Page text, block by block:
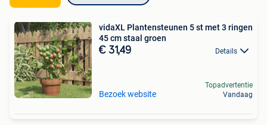
vidaXL Plantensteunen 5 st met 3 ringen
45 cm staal groen
€ 31,49 Details
Bezoek website
Topadvertentie
Vandaag